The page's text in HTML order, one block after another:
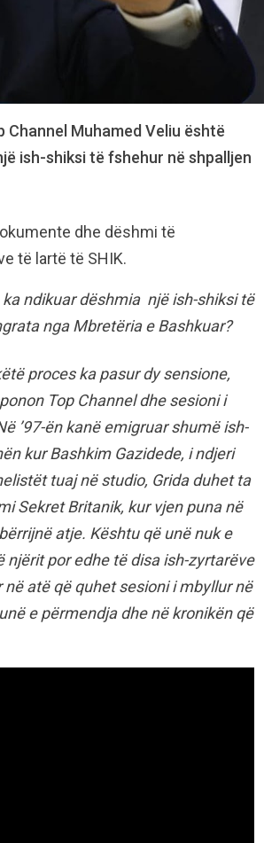
Channel Muhamed Veliu është
ish-shiksi të fshehur në shpalljen
dhe dëshmi të
të lartë të SHIK.
ndikuar dëshmia një ish-shiksi të
nga Mbretëria e Bashkuar?
proces ka pasur dy sensione,
Top Channel dhe sesioni i
’97-ën kanë emigruar shumë ish-
kur Bashkim Gazidede, i ndjeri
tuaj në studio, Grida duhet ta
Sekret Britanik, kur vjen puna në
atje. Kështu që unë nuk e
por edhe të disa ish-zyrtarëve
atë që quhet sesioni i mbyllur në
e përmendja dhe në kronikën që